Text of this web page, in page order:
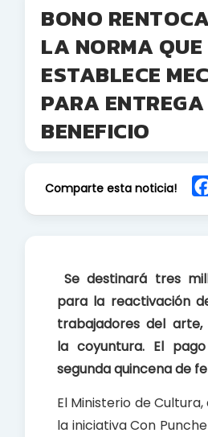
BONO
LA NORMA QUE
ESTABLECE
PARA
BENEFICIO
Comparte esta noticia!
Se destinará tres
para la reactivación
trabajadores del
la coyuntura. El
segunda quincena de
El Ministerio de
la iniciativa Con